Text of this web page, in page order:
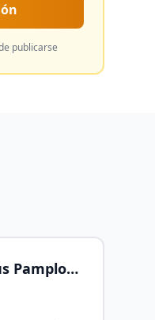
publicarse
Joyería Mr Gold Plus Pamplona